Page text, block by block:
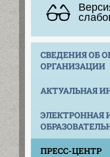
СВЕДЕНИЯ ОБ
ОРГАНИЗАЦИИ
АКТУАЛЬНАЯ
ЭЛЕКТРОННАЯ
ПРЕСС-ЦЕНТР